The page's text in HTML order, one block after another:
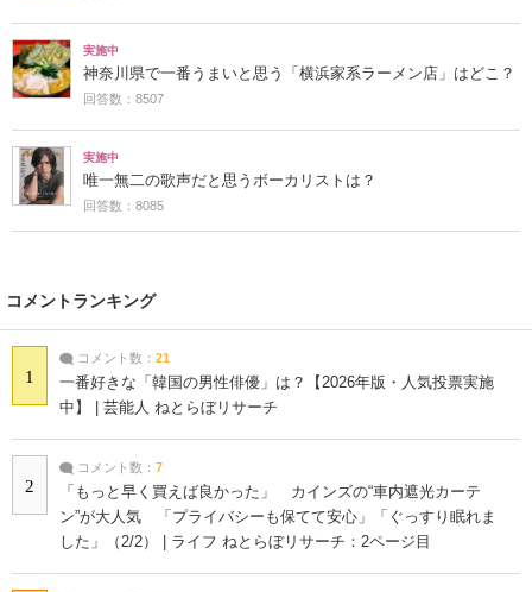
実施中
神奈川県で一番うまいと思う「横浜家系ラーメン店」はどこ？
回答数：8507
実施中
唯一無二の歌声だと思うボーカリストは？
回答数：8085
コメントランキング
1
コメント数： 21
一番好きな「韓国の男性俳優」は？【2026年版・人気投票実施
中】 | 芸能人 ねとらぼリサーチ
2
コメント数： 7
「もっと早く買えば良かった」 カインズの“車内遮光カーテ
ン”が大人気 「プライバシーも保てて安心」「ぐっすり眠れま
した」（2/2） | ライフ ねとらぼリサーチ：2ページ目